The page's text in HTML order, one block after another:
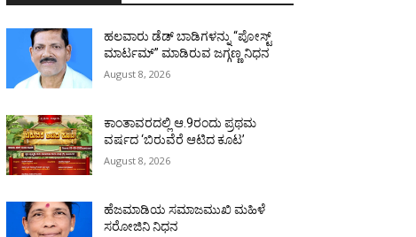
ಹಲವಾರು ಡೆಡ್ ಬಾಡಿಗಳನ್ನು “ಪೋಸ್ಟ್
ಮಾರ್ಟಮ್” ಮಾಡಿರುವ ಜಗ್ಗಣ್ಣ ನಿಧನ
August 8, 2026
ಕಾಂತಾವರದಲ್ಲಿ ಆ.9ರಂದು ಪ್ರಥಮ
ವರ್ಷದ ‘ಬಿರುವೆರೆ ಆಟಿದ ಕೂಟ’
August 8, 2026
ಹೆಜಮಾಡಿಯ ಸಮಾಜಮುಖಿ ಮಹಿಳೆ
ಸರೋಜಿನಿ ನಿಧನ